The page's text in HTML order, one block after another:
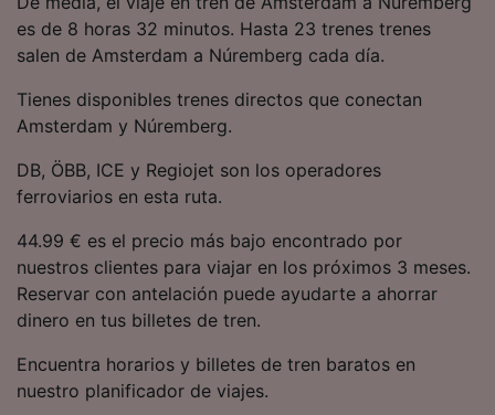
es de 8 horas 32 minutos. Hasta 23 trenes trenes
salen de Amsterdam a Núremberg cada día.
Tienes disponibles trenes directos que conectan
Amsterdam y Núremberg.
DB, ÖBB, ICE y Regiojet son los operadores
ferroviarios en esta ruta.
44.99 € es el precio más bajo encontrado por
nuestros clientes para viajar en los próximos 3 meses.
Reservar con antelación puede ayudarte a ahorrar
dinero en tus billetes de tren.
Encuentra horarios y billetes de tren baratos en
nuestro planificador de viajes.
precisa. Analizar activamente las
características del dispositivo para su
identificación. Almacenar la información en un
contenido personalizados, medición de
publicidad y contenido, investigación de
Lista de asociados (proveedores)